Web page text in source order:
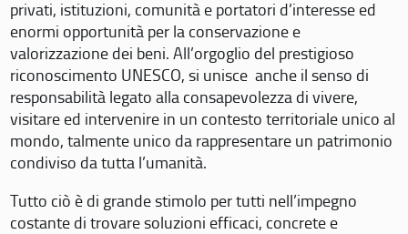
privati, istituzioni, comunità e portatori d’interesse ed
enormi opportunità per la conservazione e
valorizzazione dei beni. All’orgoglio del prestigioso
riconoscimento UNESCO, si unisce anche il senso di
responsabilità legato alla consapevolezza di vivere,
visitare ed intervenire in un contesto territoriale unico al
mondo, talmente unico da rappresentare un patrimonio
condiviso da tutta l’umanità.
Tutto ciò è di grande stimolo per tutti nell’impegno
costante di trovare soluzioni efficaci, concrete e